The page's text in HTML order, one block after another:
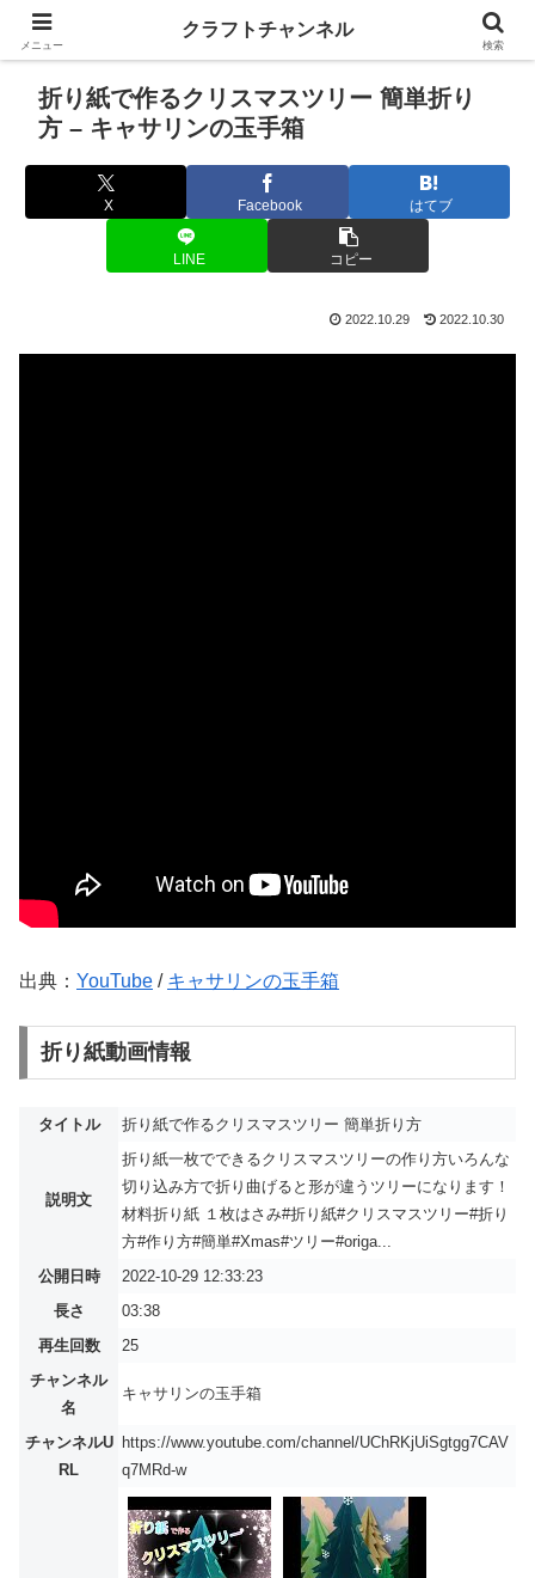
折り紙で作るクリスマスツリー 簡単折り
方 – キャサリンの玉手箱
X Facebook はてブ
LINE コピー
2022.10.29 2022.10.30
出典： YouTube / キャサリンの玉手箱
折り紙動画情報
タイトル 折り紙で作るクリスマスツリー 簡単折り方
説明文
折り紙一枚でできるクリスマスツリーの作り方いろんな
切り込み方で折り曲げると形が違うツリーになります！
材料折り紙 １枚はさみ#折り紙#クリスマスツリー#折り
方#作り方#簡単#Xmas#ツリー#origa...
公開日時
2022-10-29 12:33:23
長さ
03:38
再生回数
25
チャンネル
名
キャサリンの玉手箱
チャンネルU
RL
https://www.youtube.com/channel/UChRKjUiSgtgg7CAV
q7MRd-w
メニュー
クラフトチャンネル
検索